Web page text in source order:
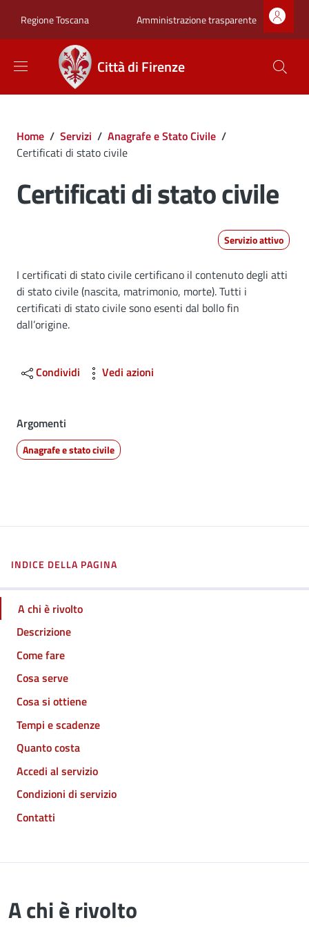
Regione Toscana Zona superiore
Amministrazione trasparente
Città di Firenze
Briciole di pane
Home / Servizi / Anagrafe e Stato Civile /
Certificati di stato civile
Certificati di stato civile
Servizio attivo
Dettagli
I certificati di stato civile certificano il contenuto degli atti
di stato civile (nascita, matrimonio, morte). Tutti i
certificati di stato civile sono esenti dal bollo fin
dall’origine.
Condividi Vedi azioni
Argomenti
Anagrafe e stato civile
INDICE DELLA PAGINA
A chi è rivolto
Descrizione
Come fare
Cosa serve
Cosa si ottiene
Tempi e scadenze
Quanto costa
Accedi al servizio
Condizioni di servizio
Contatti
A chi è rivolto